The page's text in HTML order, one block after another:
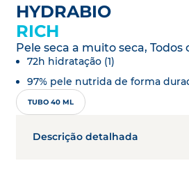
HYDRABIO
RICH
Pele seca a muito seca, Todos
72h hidratação (1)
97% pele nutrida de forma
TUBO 40 ML
Descrição detalhada